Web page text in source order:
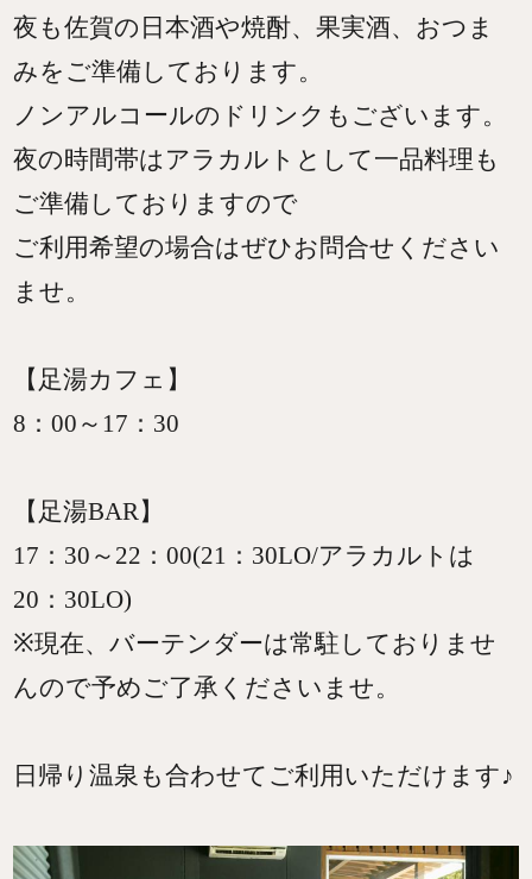
夜も佐賀の日本酒や焼酎、果実酒、おつま
みをご準備しております。
ノンアルコールのドリンクもございます。
夜の時間帯はアラカルトとして一品料理も
ご準備しておりますので
ご利用希望の場合はぜひお問合せください
ませ。
【足湯カフェ】
8：00～17：30
【足湯BAR】
17：30～22：00(21：30LO/アラカルトは
20：30LO)
※現在、バーテンダーは常駐しておりませ
んので予めご了承くださいませ。
日帰り温泉も合わせてご利用いただけます♪